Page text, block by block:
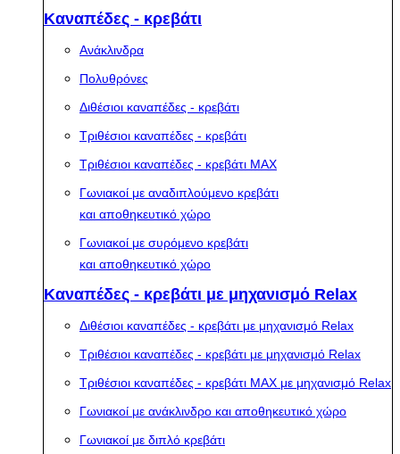
Καναπέδες - κρεβάτι
Ανάκλινδρα
Πολυθρόνες
Διθέσιοι καναπέδες - κρεβάτι
Τριθέσιοι καναπέδες - κρεβάτι
Τριθέσιοι καναπέδες - κρεβάτι MAX
Γωνιακοί με αναδιπλούμενο κρεβάτι
και αποθηκευτικό χώρο
Γωνιακοί με συρόμενο κρεβάτι
και αποθηκευτικό χώρο
Καναπέδες - κρεβάτι με μηχανισμό Relax
Διθέσιοι καναπέδες - κρεβάτι με μηχανισμό Relax
Τριθέσιοι καναπέδες - κρεβάτι με μηχανισμό Relax
Τριθέσιοι καναπέδες - κρεβάτι MAX με μηχανισμό Relax
Γωνιακοί με ανάκλινδρο και αποθηκευτικό χώρο
Γωνιακοί με διπλό κρεβάτι